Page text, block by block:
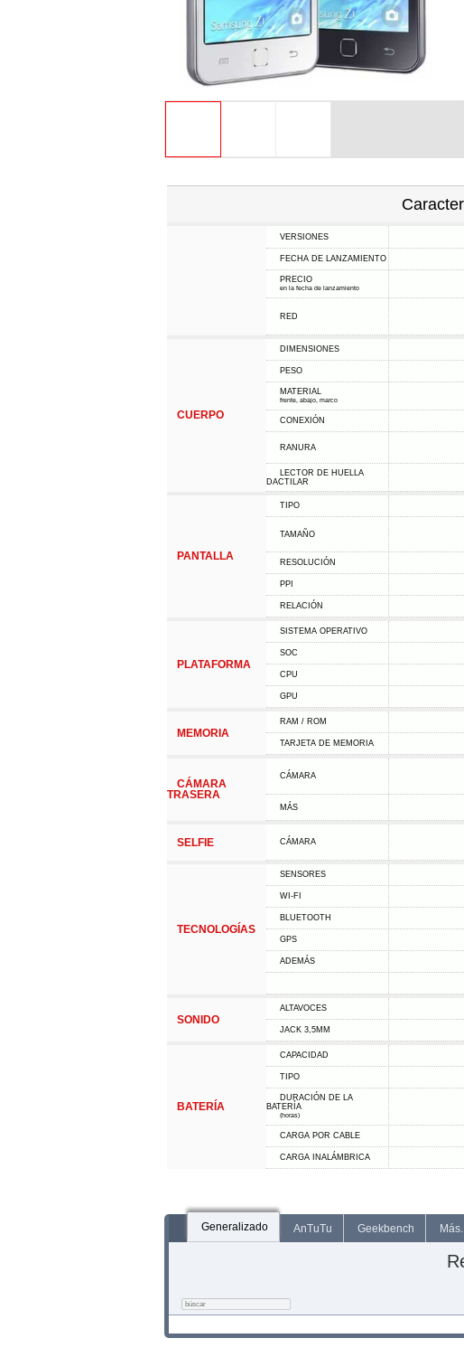
VERSIONES
FECHA DE LANZAMIENTO
PRECIO
en la fecha de lanzamiento
RED
CUERPO
DIMENSIONES
PESO
MATERIAL
frente, abajo, marco
CONEXIÓN
RANURA
LECTOR DE HUELLA
DACTILAR
PANTALLA
TIPO
TAMAÑO
RESOLUCIÓN
PPI
RELACIÓN
PLATAFORMA
SISTEMA OPERATIVO
SOC
CPU
GPU
MEMORIA
RAM / ROM
TARJETA DE MEMORIA
CÁMARA
TRASERA
CÁMARA
MÁS
SELFIE CÁMARA
TECNOLOGÍAS
SENSORES
WI-FI
BLUETOOTH
GPS
ADEMÁS
SONIDO
ALTAVOCES
JACK 3,5MM
BATERÍA
CAPACIDAD
TIPO
DURACIÓN DE LA
BATERÍA
(horas)
CARGA POR CABLE
CARGA INALÁMBRICA
Generalizado AnTuTu Geekbench